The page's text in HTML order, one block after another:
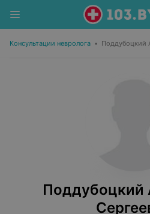
Консультации невролога • Поддубоцкий
Поддубоцкий